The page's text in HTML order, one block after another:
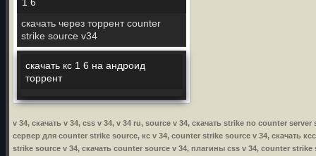
скачать через торрент counter
strike source v34
скачать кс 1 6 на андроид
торрент
v 34, скачать v 34, css v 34, v 34 ru, source v 34, скачать strike no counter
сервер для counter strike source, кс v 34, counter strike source v 34, скачать
strike source v 34, скачать counter source v 34, плагины css v 34, counter strike